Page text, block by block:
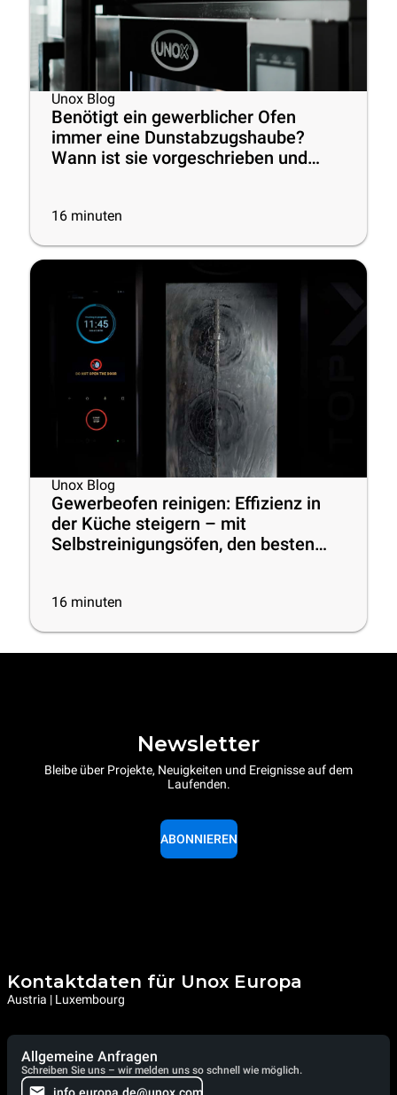
Unox Blog
Benötigt ein gewerblicher Ofen
immer eine Dunstabzugshaube?
Wann ist sie vorgeschrieben und
16 minuten
Unox Blog
Gewerbeofen reinigen: Effizienz in
der Küche steigern – mit
Selbstreinigungsöfen, den besten
16 minuten
Newsletter
Bleibe über Projekte, Neuigkeiten und Ereignisse auf dem
Laufenden.
ABONNIEREN
Kontaktdaten für Unox Europa
Austria | Luxembourg
Allgemeine Anfragen
Schreiben Sie uns – wir melden uns so schnell wie möglich.